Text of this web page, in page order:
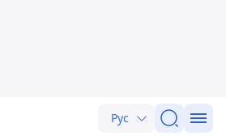
Рус